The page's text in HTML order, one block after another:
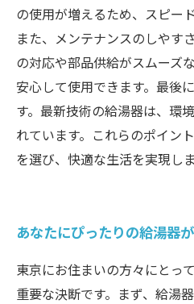
の使用が増えるため、スピー
また、メンテナンスのしやす
の対応や部品供給がスムーズ
安心して使用できます。最後
す。最新技術の給湯器は、環
れています。これらのポイン
を選び、快適な生活を実現し
あなたにぴったりの給湯器
東京にお住まいの方々にとっ
重要な決断です。まず、給湯